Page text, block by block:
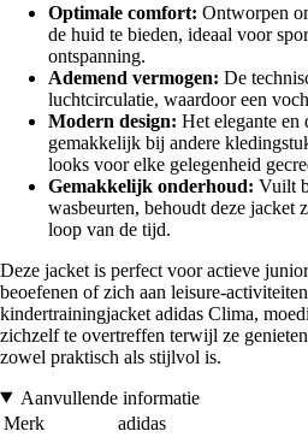
Optimale comfort: Ontworpen
de huid te bieden, ideaal voor
ontspanning.
Ademend vermogen: De
luchtcirculatie, waardoor een
Modern design: Het elegante en
gemakkelijk bij andere
looks voor elke gelegenheid
Gemakkelijk onderhoud: Vuilt
wasbeurten, behoudt deze
loop van de tijd.
Deze jacket is perfect voor actieve
beoefenen of zich aan leisure-
kindertrainingjacket adidas Clima,
zichzelf te overtreffen terwijl ze
zowel praktisch als stijlvol is.
Aanvullende informatie
Merk
adidas